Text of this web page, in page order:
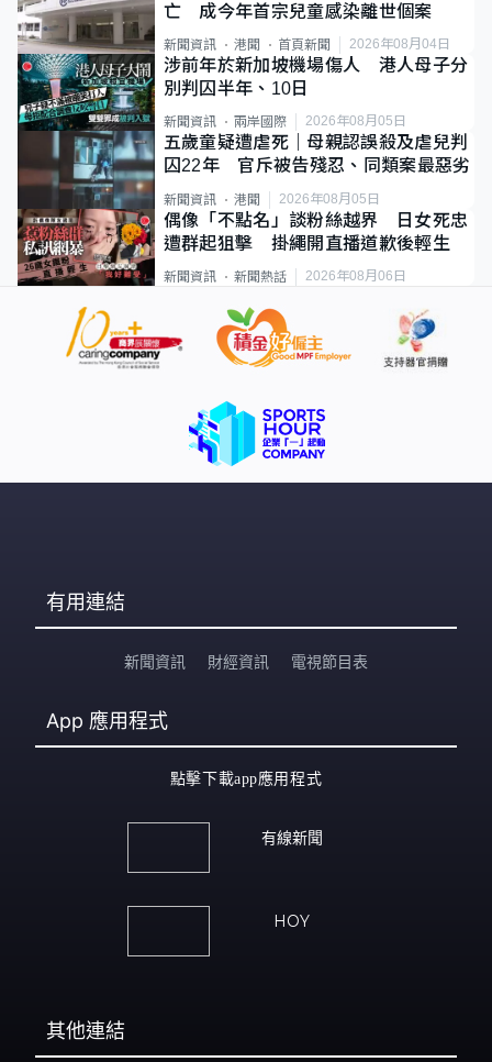
亡 成今年首宗兒童感染離世個案
新聞資訊 港聞 首頁新聞 2026年08月04日
涉前年於新加坡機場傷人 港人母子分
別判囚半年、10日
新聞資訊 兩岸國際 2026年08月05日
五歲童疑遭虐死｜母親認誤殺及虐兒判
囚22年 官斥被告殘忍、同類案最惡劣
新聞資訊 港聞 2026年08月05日
偶像「不點名」談粉絲越界 日女死忠
遭群起狙擊 掛繩開直播道歉後輕生
新聞資訊 新聞熱話 2026年08月06日
有用連結
新聞資訊 財經資訊 電視節目表
App 應用程式
點擊下載app應用程式
有線新聞
HOY
其他連結